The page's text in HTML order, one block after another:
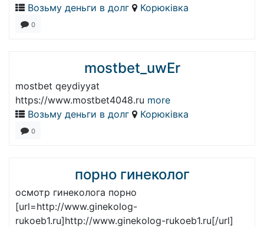
Возьму деньги в долг
Корюківка
0
mostbet_uwEr
mostbet qeydiyyat
https://www.mostbet4048.ru more
Возьму деньги в долг
Корюківка
0
порно гинеколог
осмотр гинеколога порно
[url=http://www.ginekolog-
rukoeb1.ru]http://www.ginekolog-rukoeb1.ru[/url]